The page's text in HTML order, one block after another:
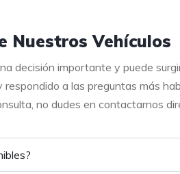
Nuestros Vehículos
decisión importante y puede
a las preguntas más
no dudes en contactarnos